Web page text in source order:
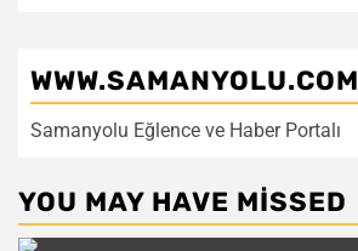
WWW.SAMANYOLU.COM
Samanyolu Eğlence ve Haber Portalı
YOU MAY HAVE MISSED